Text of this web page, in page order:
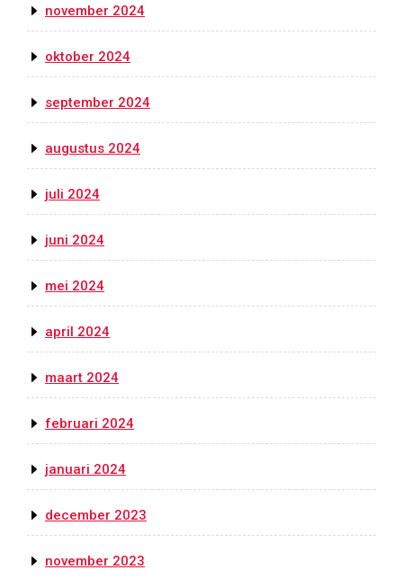
november 2024
oktober 2024
september 2024
augustus 2024
juli 2024
juni 2024
mei 2024
april 2024
maart 2024
februari 2024
januari 2024
december 2023
november 2023